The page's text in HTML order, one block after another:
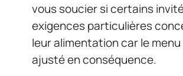
vous soucier si certains
exigences particulières
leur alimentation car le
ajusté en conséquence.